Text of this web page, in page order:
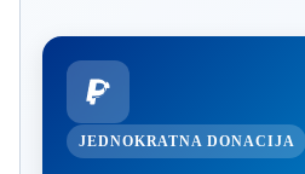
JEDNOKRATNA DONACIJA